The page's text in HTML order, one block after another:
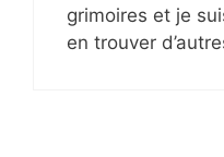
grimoires et je
en trouver